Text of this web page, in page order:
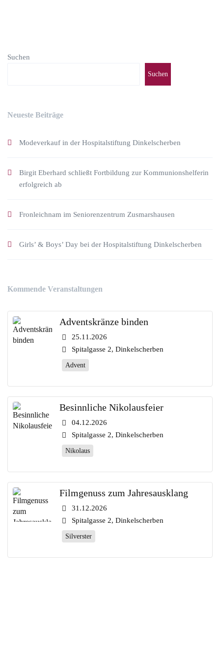
Suchen
Suchen
Neueste Beiträge
Modeverkauf in der Hospitalstiftung Dinkelscherben
Birgit Eberhard schließt Fortbildung zur Kommunionshelferin
erfolgreich ab
Fronleichnam im Seniorenzentrum Zusmarshausen
Girls’ & Boys’ Day bei der Hospitalstiftung Dinkelscherben
Kommende Veranstaltungen
Adventskränze binden
25.11.2026
Spitalgasse 2, Dinkelscherben
Advent
Besinnliche Nikolausfeier
04.12.2026
Spitalgasse 2, Dinkelscherben
Nikolaus
Filmgenuss zum Jahresausklang
31.12.2026
Spitalgasse 2, Dinkelscherben
Silverster